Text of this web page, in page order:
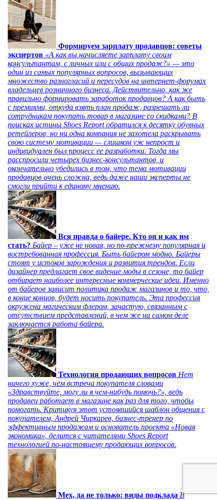
Формируем зарплату продавцов: советы
экспертов «А как вы начисляете зарплату своим
консультантам, с личных или с общих продаж?» — это
один из самых популярных вопросов, вызывающих
множество разногласий и пересудов на интернет-форумах
владельцев розничного бизнеса. Действительно, как же
правильно формировать заработок продавцов? А как быть
с премиями, откуда взять план продаж, разрешать ли
сотрудникам покупать товар в магазине со скидками? В
поисках истины Shoes Report обратился к десятку обувных
ретейлеров, но ни одна компания не захотела раскрывать
свою систему мотивации — слишком уж непрост и
индивидуален был процесс ее разработки. Тогда мы
расспросили четырех бизнес-консультантов, и
окончательно убедились в том, что тема мотивации
продавцов очень сложна, ведь даже наши эксперты не
смогли прийти к единому мнению.
Вся правда о байере. Кто он и как им
стать? Байер – уже не новая, но по-прежнему популярная и
востребованная профессия. Быть байером модно. Байеры
стоят у истоков зарождения и развития трендов. Если
дизайнер предлагает свое видение моды в сезоне, то байер
отбирает наиболее интересные коммерческие идеи. Именно
от байеров зависит политика продаж магазинов и то, что,
в конце концов, будет носить покупатель. Эта профессия
окружена магическим флером, зачастую, связанным с
отсутствием представлений, в чем же на самом деле
заключается работа байера.
Технология продающих вопросов Нет
ничего хуже, чем встреча покупателя словами
«Здравствуйте, могу ли я чем-нибудь помочь?», ведь
продавец работает в магазине как раз для того, чтобы
помогать. Критикуя этот устоявшийся шаблон общения с
покупателем, Андрей Чиркарев, бизнес-тренер по
эффективным продажам и основатель проекта «Новая
экономика», делится с читателями Shoes Report
технологией по-настоящему продающих вопросов.
Мех, да не только: виды подклада В